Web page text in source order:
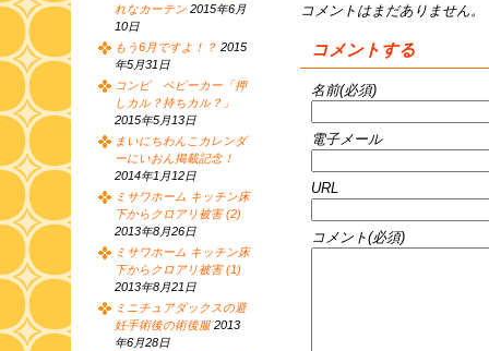
コメントはまだありません。
コメントする
名前(必須)
電子メール
URL
コメント(必須)
れなカーテン 2015年6月
10日
もう6月ですよ！？ 2015
年5月31日
コンビ ベビーカー「押
しカル？持ちカル？」
2015年5月13日
まいにちわんこカレンダ
ーにいおん掲載記念！
2014年1月12日
ミサワホーム キッチン床
下からクロアリ被害 (2)
2013年8月26日
ミサワホーム キッチン床
下からクロアリ被害 (1)
2013年8月21日
ミニチュアダックスの避
妊手術後の術後服 2013
年6月28日